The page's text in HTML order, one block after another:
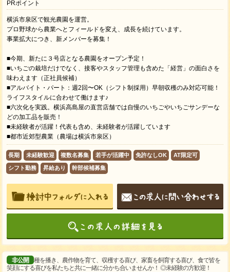
PRポイント
横浜市泉区で観光農園を運営。
プロ野球から農業へとフィールドを変え、成長を続けています。
事業拡大につき、新メンバーを募集！
■今期、新たに３号店となる農園をオープン予定！
■いちごの栽培だけでなく、接客やスタッフ管理も含めた「経営」の面白さを
味わえます（正社員候補）
■アルバイト・パート：週2回〜OK（シフト制採用）早朝収穫のみ対応可能！
ライフスタイルに合わせて働けます♪
■六次化を実践。横浜高島屋の直営店舗では自慢のいちごやいちごサンデーな
どの加工品を販売！
■未経験者が活躍！代表も含め、未経験者が活躍しています
■都市近郊型農業（農場は横浜市泉区）
長期 未経験歓迎 複数名募集 若手が活躍中 免許なしOK AT限定可
シフト勤務 昇給あり 幹部候補募集
非公開
種を播き、農作物を育て、収穫する喜び、家畜を飼育する喜び、食で皆を
笑顔にする喜びを私たちと共に一緒に分かち合いませんか！ ◎未経験の方歓迎！